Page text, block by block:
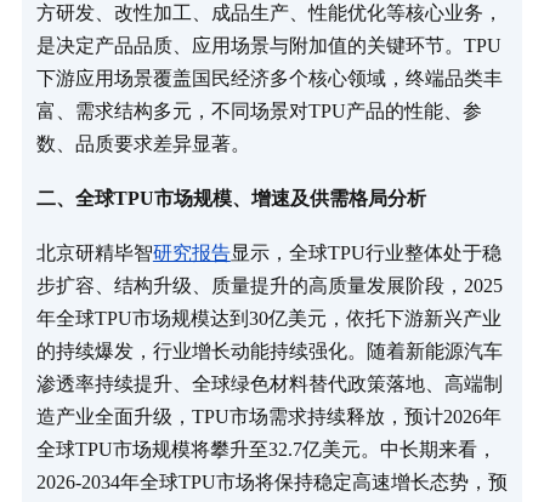
方研发、改性加工、成品生产、性能优化等核心业务，
是决定产品品质、应用场景与附加值的关键环节。TPU
下游应用场景覆盖国民经济多个核心领域，终端品类丰
富、需求结构多元，不同场景对TPU产品的性能、参
数、品质要求差异显著。
二、全球TPU市场规模、增速及供需格局分析
北京研精毕智研究报告显示，全球TPU行业整体处于稳
步扩容、结构升级、质量提升的高质量发展阶段，2025
年全球TPU市场规模达到30亿美元，依托下游新兴产业
的持续爆发，行业增长动能持续强化。随着新能源汽车
渗透率持续提升、全球绿色材料替代政策落地、高端制
造产业全面升级，TPU市场需求持续释放，预计2026年
全球TPU市场规模将攀升至32.7亿美元。中长期来看，
2026-2034年全球TPU市场将保持稳定高速增长态势，预